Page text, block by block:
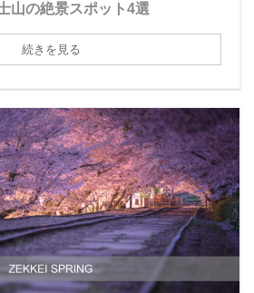
山の絶景スポット4選
続きを見る